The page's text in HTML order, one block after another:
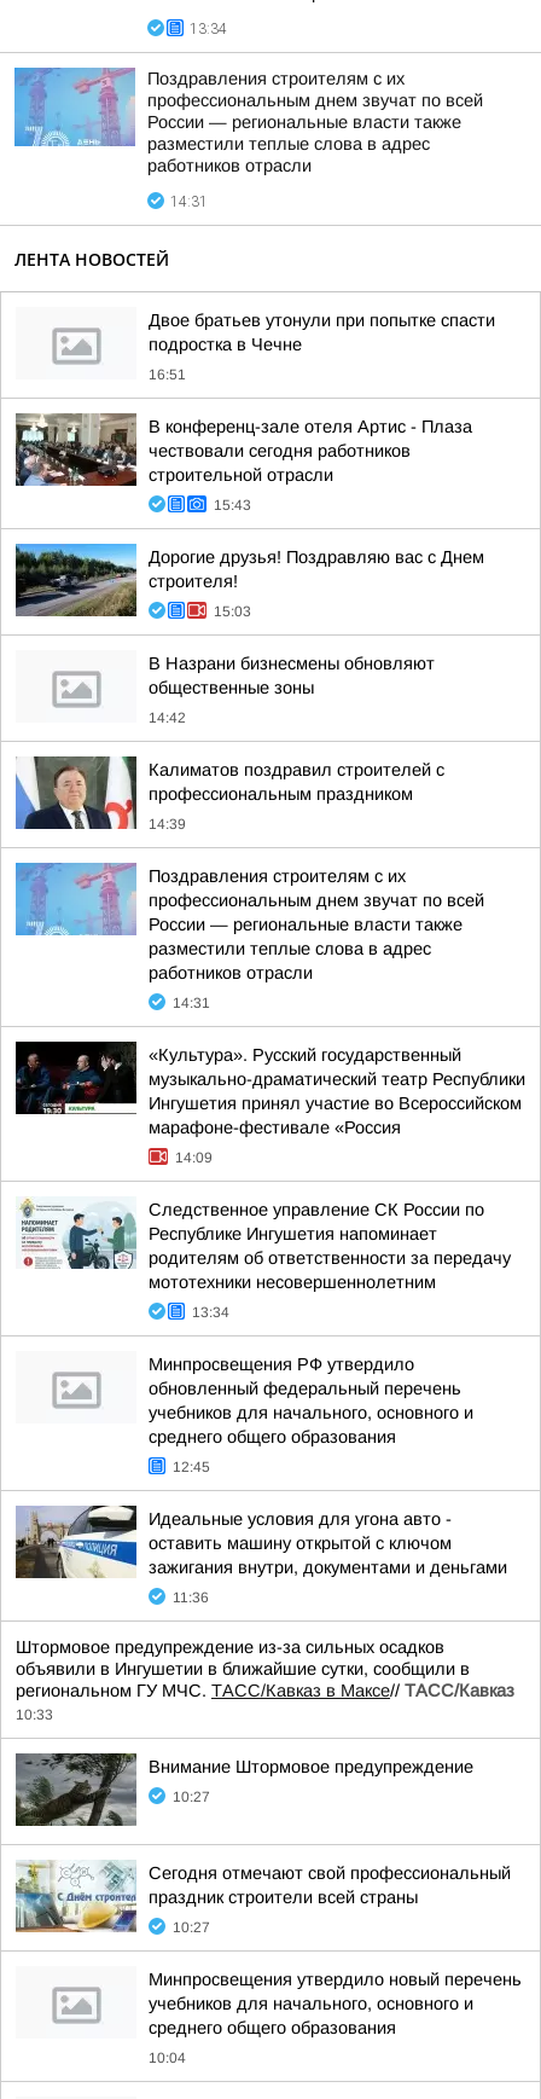
13:34
Поздравления строителям с их
профессиональным днем звучат по всей
России — региональные власти также
разместили теплые слова в адрес
работников отрасли
14:31
ЛЕНТА НОВОСТЕЙ
Двое братьев утонули при попытке спасти
подростка в Чечне
16:51
В конференц-зале отеля Артис - Плаза
чествовали сегодня работников
строительной отрасли
15:43
Дорогие друзья! Поздравляю вас с Днем
строителя!
15:03
В Назрани бизнесмены обновляют
общественные зоны
14:42
Калиматов поздравил строителей с
профессиональным праздником
14:39
Поздравления строителям с их
профессиональным днем звучат по всей
России — региональные власти также
разместили теплые слова в адрес
работников отрасли
14:31
«Культура». Русский государственный
музыкально-драматический театр Республики
Ингушетия принял участие во Всероссийском
марафоне-фестивале «Россия
14:09
Следственное управление СК России по
Республике Ингушетия напоминает
родителям об ответственности за передачу
мототехники несовершеннолетним
13:34
Минпросвещения РФ утвердило
обновленный федеральный перечень
учебников для начального, основного и
среднего общего образования
12:45
Идеальные условия для угона авто -
оставить машину открытой с ключом
зажигания внутри, документами и деньгами
11:36
Штормовое предупреждение из-за сильных осадков
объявили в Ингушетии в ближайшие сутки, сообщили в
региональном ГУ МЧС. ТАСС/Кавказ в Максе// ТАСС/Кавказ
10:33
Внимание Штормовое предупреждение
10:27
Сегодня отмечают свой профессиональный
праздник строители всей страны
10:27
Минпросвещения утвердило новый перечень
учебников для начального, основного и
среднего общего образования
10:04